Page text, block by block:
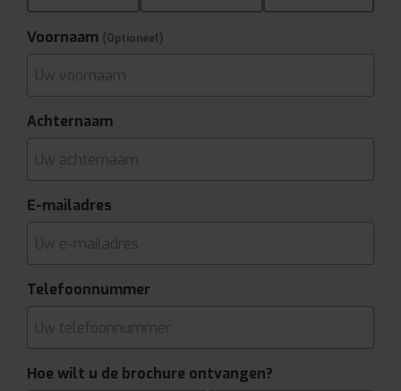
Voornaam (Optioneel)
Achternaam
E-mailadres
Telefoonnummer
Hoe wilt u de brochure ontvangen?